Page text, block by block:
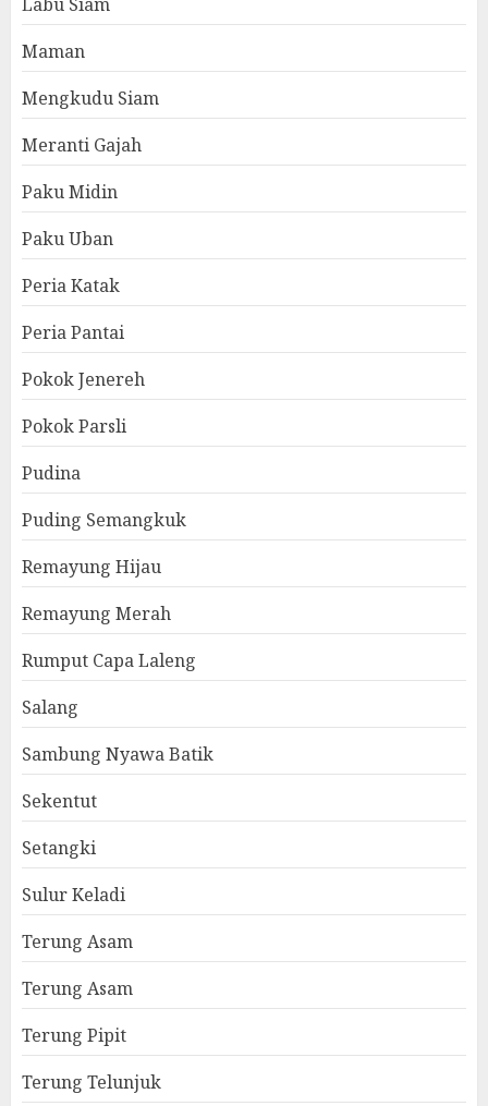
Maman
Mengkudu Siam
Meranti Gajah
Paku Midin
Paku Uban
Peria Katak
Peria Pantai
Pokok Jenereh
Pokok Parsli
Pudina
Puding Semangkuk
Remayung Hijau
Remayung Merah
Rumput Capa Laleng
Salang
Sambung Nyawa Batik
Sekentut
Setangki
Sulur Keladi
Terung Asam
Terung Asam
Terung Pipit
Terung Telunjuk